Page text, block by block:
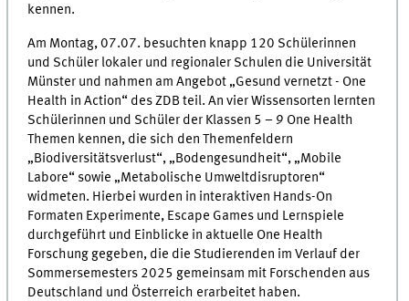
kennen.
Am Montag, 07.07. besuchten knapp 120 Schülerinnen
und Schüler lokaler und regionaler Schulen die Universität
Münster und nahmen am Angebot „Gesund vernetzt - One
Health in Action“ des ZDB teil. An vier Wissensorten lernten
Schülerinnen und Schüler der Klassen 5 – 9 One Health
Themen kennen, die sich den Themenfeldern
„Biodiversitätsverlust“, „Bodengesundheit“, „Mobile
Labore“ sowie „Metabolische Umweltdisruptoren“
widmeten. Hierbei wurden in interaktiven Hands-On
Formaten Experimente, Escape Games und Lernspiele
durchgeführt und Einblicke in aktuelle One Health
Forschung gegeben, die die Studierenden im Verlauf der
Sommersemesters 2025 gemeinsam mit Forschenden aus
Deutschland und Österreich erarbeitet haben.